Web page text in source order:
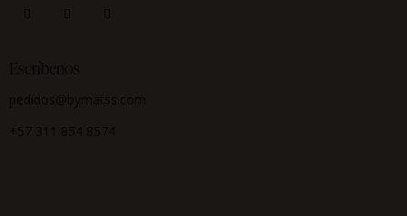
Escríbenos
pedidos@bymatss.com
+57 311 854 8574